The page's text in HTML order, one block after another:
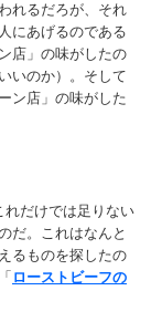
れるだろが、それ
にあげるのである
店」の味がしたの
いのか）。そして
ン店」の味がした
れだけでは足りない
だ。これはなんと
るものを探したの
ローストビーフの